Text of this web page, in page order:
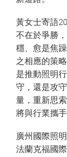
黃女士寄語
不在於爭勝
穩、愈是焦
之相應的策
是推動照明
守，還是攻
量，重新思
將與行業攜
廣州國際照
法蘭克福國